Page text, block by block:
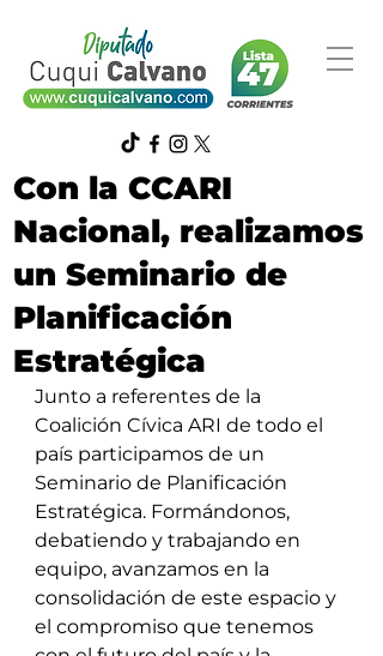
Con la CCARI
Nacional, realizamos
un Seminario de
Planificación
Estratégica
Junto a referentes de la
Coalición Cívica ARI de todo el
país participamos de un
Seminario de Planificación
Estratégica. Formándonos,
debatiendo y trabajando en
equipo, avanzamos en la
consolidación de este espacio y
el compromiso que tenemos